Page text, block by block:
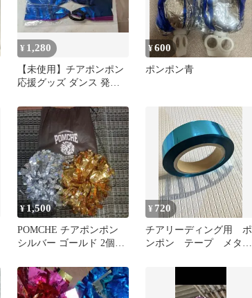
¥ 1,280
【未使用】チアポンポン
応援グッズ ダンス 発表
¥600
ポンポン青
¥1,500
POMCHE チアポンポン
シルバー ゴールド 2個セ
¥ 720
チアリーディング用 ポ
ンポン テープ メタリ